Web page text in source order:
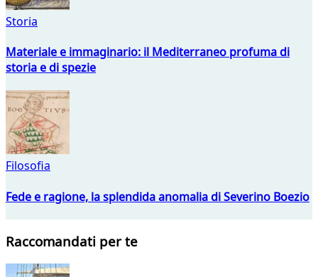
Storia
Materiale e immaginario: il Mediterraneo profuma di
storia e di spezie
Filosofia
Fede e ragione, la splendida anomalia di Severino Boezio
Raccomandati per te